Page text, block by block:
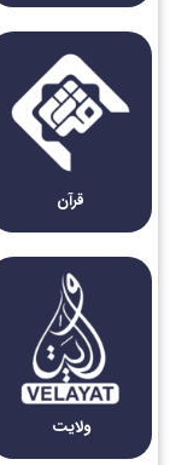
قرآن
ولایت